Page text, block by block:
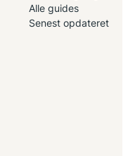
Alle guides
Senest opdateret